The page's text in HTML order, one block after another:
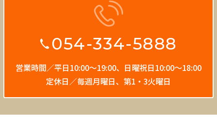
054-334-5888
営業時間／平日10:00〜19:00、 日曜祝日10:00〜18:00
定休日／毎週月曜日、第1・3火曜日